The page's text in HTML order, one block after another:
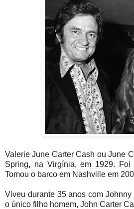
Valerie June Carter Cash ou June
Spring, na Virgínia, em 1929. Foi
Tomou o barco em Nashville em
Viveu durante 35 anos com
o único filho homem, John Carter